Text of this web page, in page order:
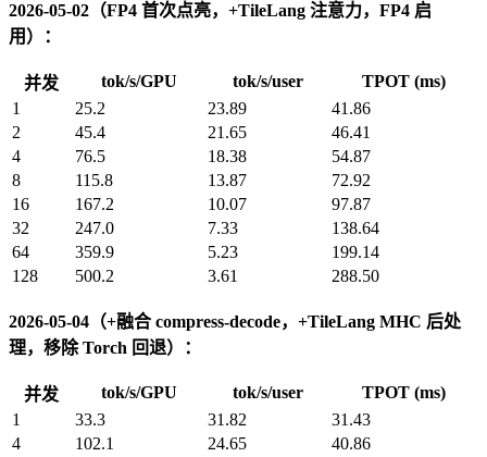
2026-05-02（FP4 首次点亮，+TileLang 注意力，FP4 启
用）：
并发 tok/s/GPU tok/s/user
TPOT (ms)
1
25.2 23.89
41.86
2
45.4 21.65
46.41
4
76.5 18.38
54.87
8
115.8 13.87
72.92
16
167.2 10.07
97.87
32
247.0 7.33
138.64
64
359.9 5.23
199.14
128
500.2 3.61 288.50
2026-05-04（+融合 compress-decode，+TileLang MHC 后处
理，移除 Torch 回退）：
并发 tok/s/GPU tok/s/user
TPOT (ms)
1
33.3 31.82
31.43
4
102.1 24.65
40.86